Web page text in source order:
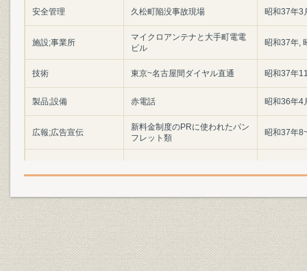
安全管理 久松町陥没事故現場 昭和37年3
施設;事業所
マイクロアンテナと大手町電電
ビル
昭和37年,
技術 東京~名古屋間ダイヤル直通 昭和37年
製品;設備 赤電話 昭和36年4
広報;広告宣伝
新料金制度のPRに使われたパン
フレット類
昭和37年
技術 シールドとう道 昭和38年
サービス;商品 テレックス [昭和37年